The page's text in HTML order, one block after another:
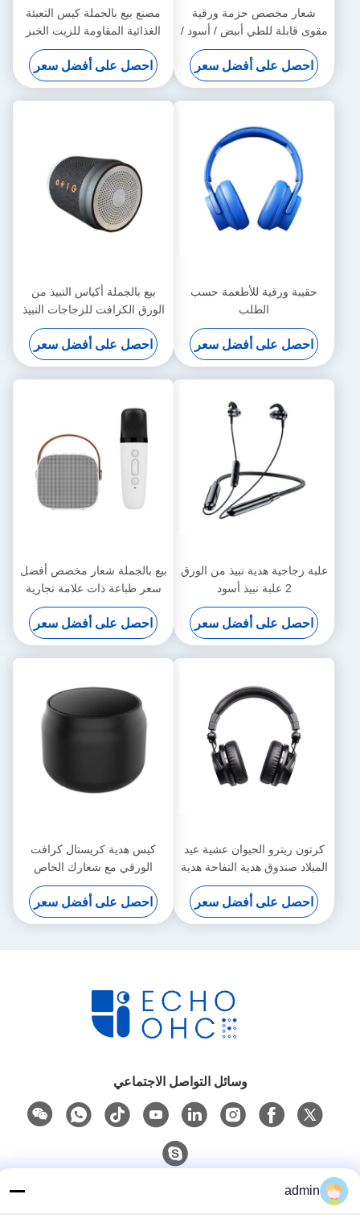
شعار مخصص حزمة ورقية
مقوى قابلة للطي أبيض / أسود /
الذهب الوردي فاخرة صندوق
هدايا مغناطيسية مع إغلاق
الشريط
احصل على أفضل سعر
مصنع بيع بالجملة كيس التعبئة
الغذائية المقاومة للزيت الخبز
المحمص خارج البائع أسفل
كيس الورق الكرافت
احصل على أفضل سعر
حقيبة ورقية للأطعمة حسب
الطلب
احصل على أفضل سعر
بيع بالجملة أكياس النبيذ من
الورق الكرافت للزجاجات النبيذ
احصل على أفضل سعر
علبة زجاجية هدية نبيذ من الورق
2 علبة نبيذ أسود
احصل على أفضل سعر
بيع بالجملة شعار مخصص أفضل
سعر طباعة ذات علامة تجارية
مخصصة كيس ورق النبيذ
الكرتوني الأسود
احصل على أفضل سعر
كرتون ريترو الحيوان عشية عيد
الميلاد صندوق هدية التفاحة هدية
عيد الميلاد هدية صغيرة حلي
كيس التعبئة
احصل على أفضل سعر
كيس هدية كريستال كرافت
الورقي مع شعارك الخاص
لحفلة عيد الميلاد الزخرفية
احصل على أفضل سعر
وسائل التواصل الاجتماعي
admin